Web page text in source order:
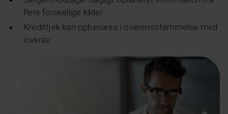
flere forskellige kilder
Kredittjek kan opbevares i overensstemmelse med
lovkrav